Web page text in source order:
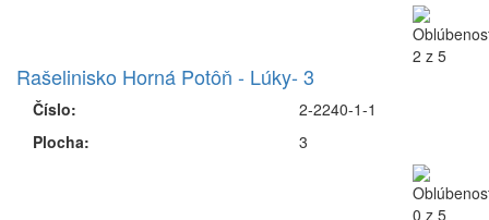
Rašelinisko Horná Potôň - Lúky- 3
Číslo:
Plocha:
2-2240-1-1
3